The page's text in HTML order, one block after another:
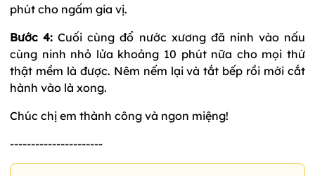
phút cho ngấm gia vị.
Bước 4: Cuối cùng đổ nước xương đã ninh vào nấu
cùng ninh nhỏ lửa khoảng 10 phút nữa cho mọi thứ
thật mềm là được. Nêm nếm lại và tắt bếp rồi mới cắt
hành vào là xong.
Chúc chị em thành công và ngon miệng!
----------------------